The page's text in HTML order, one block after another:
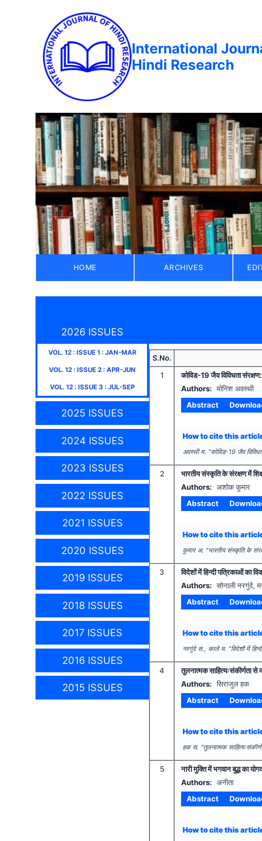
International
Hindi Research
HOME ARCHIVES
2026 ISSUES
VOL. 12: ISSUE1 : JAN-MAR
VOL. 12 : ISSUE2 : APR-JUN
VOL. 12 : ISSUE3 : JUL-SEP
2025 ISSUES
2024 ISSUES
2023 ISSUES
2022 ISSUES
2021 ISSUES
2020 ISSUES
2019 ISSUES
2018 ISSUES
2017 ISSUES
2016 ISSUES
2015 ISSUES
S.No.
1
कोविड-19 जैव विविधता
Authors: मोनिश अवस्थी
Abstract
How to cite this
अवस्थी म. "कोविड-19 जैव
2
भारतीय संस्कृति के संरक्षण में
Authors: अशोक कुमार
Abstract
How to cite this
कुमार अ. "भारतीय संस्कृति के
3
विदेशों में हिन्दी पत्रिकाओं का
Authors: सोनाली नरगुंदे,
Abstract
How to cite this
नरगुंदे स., काले म. "विदेशों में
4
तुलनात्मक साहित्यःसंकीर्णता से
Authors: सिराजुल हक
Abstract
How to cite this
हक स. "तुलनात्मक
5
नारी मुक्ति में भगवान बुद्ध का
Authors: अनीता
Abstract
How to cite this